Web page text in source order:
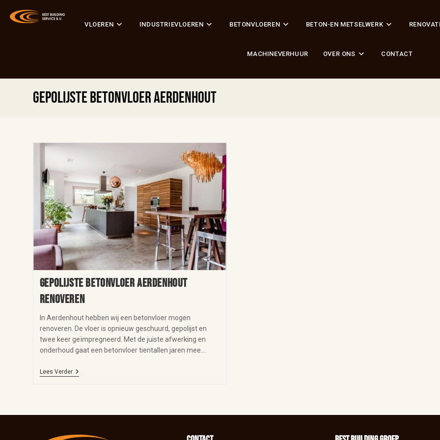
VLOEREN INDUSTRIEVLOEREN BETONVLOEREN BETON-EN METSELWERK
MACHINEVERHUUR OVER ONS CONTACT
Gepolijste betonvloer Aerdenhout
Gepolijste betonvloer Aerdenhout
renoveren
In Aerdenhout hebben wij een betonvloer mogen
renoveren. De vloer is opnieuw geschuurd, gepolijst en
twee keer geïmpregneerd. Met de juiste afwerking en
onderhoud gaat een betonvloer tientallen jaren mee.…
Lees Verder